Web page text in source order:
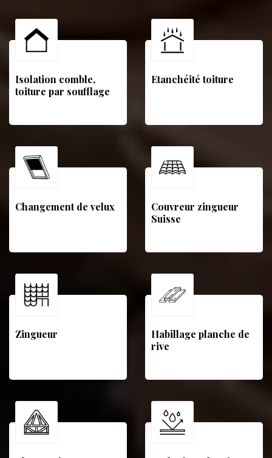
Isolation comble,
toiture par soufflage
Etanchéité toiture
Changement de velux
Couvreur zingueur
Suisse
Zingueur
Habillage planche de
rive